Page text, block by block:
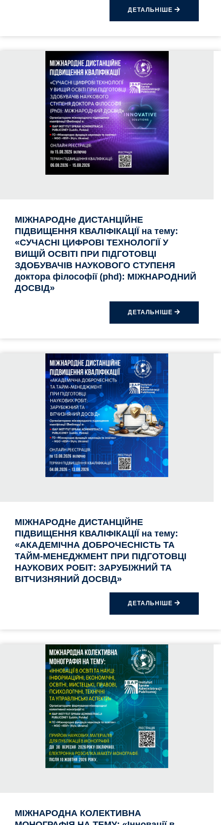
ДЕТАЛЬНІШЕ
МІЖНАРОДНе ДИСТАНЦІЙНЕ
ПІДВИЩЕННЯ КВАЛІФІКАЦІЇ на тему:
«СУЧАСНІ ЦИФРОВІ ТЕХНОЛОГІЇ У
ВИЩІЙ ОСВІТІ ПРИ ПІДГОТОВЦІ
ЗДОБУВАЧІВ НАУКОВОГО СТУПЕНЯ
доктора філософії (phd): МІЖНАРОДНИЙ
ДОСВІД»
ДЕТАЛЬНІШЕ
МІЖНАРОДНе ДИСТАНЦІЙНЕ
ПІДВИЩЕННЯ КВАЛІФІКАЦІЇ на тему:
«АКАДЕМІЧНА ДОБРОЧЕСНІСТЬ ТА
ТАЙМ-МЕНЕДЖМЕНТ ПРИ ПІДГОТОВЦІ
НАУКОВИХ РОБІТ: ЗАРУБІЖНИЙ ТА
ВІТЧИЗНЯНИЙ ДОСВІД»
ДЕТАЛЬНІШЕ
МІЖНАРОДНА КОЛЕКТИВНА